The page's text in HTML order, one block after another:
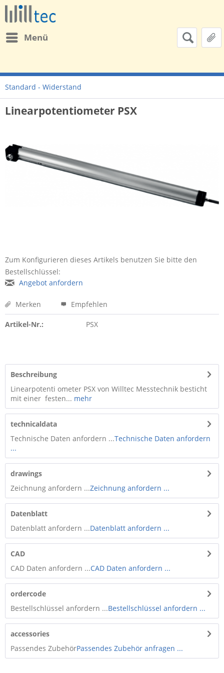
Menü
Standard - Widerstand
Linearpotentiometer PSX
Zum Konfigurieren dieses Artikels benutzen Sie bitte den
Bestellschlüssel:
Angebot anfordern
Merken Empfehlen
Artikel-Nr.: PSX
Beschreibung
Linearpotenti ometer PSX von Willtec Messtechnik besticht
mit einer festen... mehr
technicaldata
Technische Daten anfordern ...Technische Daten anfordern
...
drawings
Zeichnung anfordern ...Zeichnung anfordern ...
Datenblatt
Datenblatt anfordern ...Datenblatt anfordern ...
CAD
CAD Daten anfordern ...CAD Daten anfordern ...
ordercode
Bestellschlüssel anfordern ...Bestellschlüssel anfordern ...
accessories
Passendes ZubehörPassendes Zubehör anfragen ...